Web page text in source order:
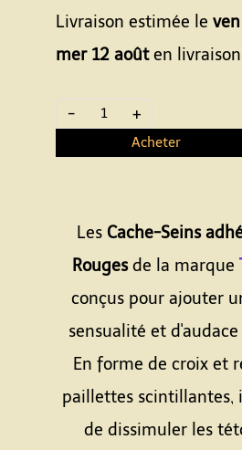
Livraison estimée le
mer 12 aoûten
- +
Acheter
Les Cache-Seins
Rougesde la marque
conçus pour ajouter
sensualité et d'audace
En forme de croix et
paillettes scintillantes,
de dissimuler les